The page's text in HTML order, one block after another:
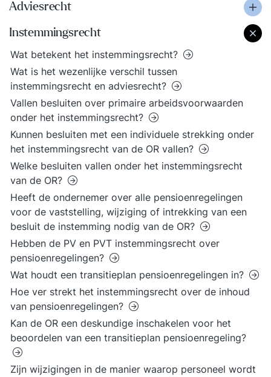
Adviesrecht
Instemmingsrecht
Wat betekent het instemmingsrecht?
Wat is het wezenlijke verschil tussen
instemmingsrecht en adviesrecht?
Vallen besluiten over primaire arbeidsvoorwaarden
onder het instemmingsrecht?
Kunnen besluiten met een individuele strekking onder
het instemmingsrecht van de OR vallen?
Welke besluiten vallen onder het instemmingsrecht
van de OR?
Heeft de ondernemer over alle pensioenregelingen
voor de vaststelling, wijziging of intrekking van een
besluit de instemming nodig van de OR?
Hebben de PV en PVT instemmingsrecht over
pensioenregelingen?
Wat houdt een transitieplan pensioenregelingen in?
Hoe ver strekt het instemmingsrecht over de inhoud
van pensioenregelingen?
Kan de OR een deskundige inschakelen voor het
beoordelen van een transitieplan pensioenregeling?
Zijn wijzigingen in de manier waarop personeel wordt